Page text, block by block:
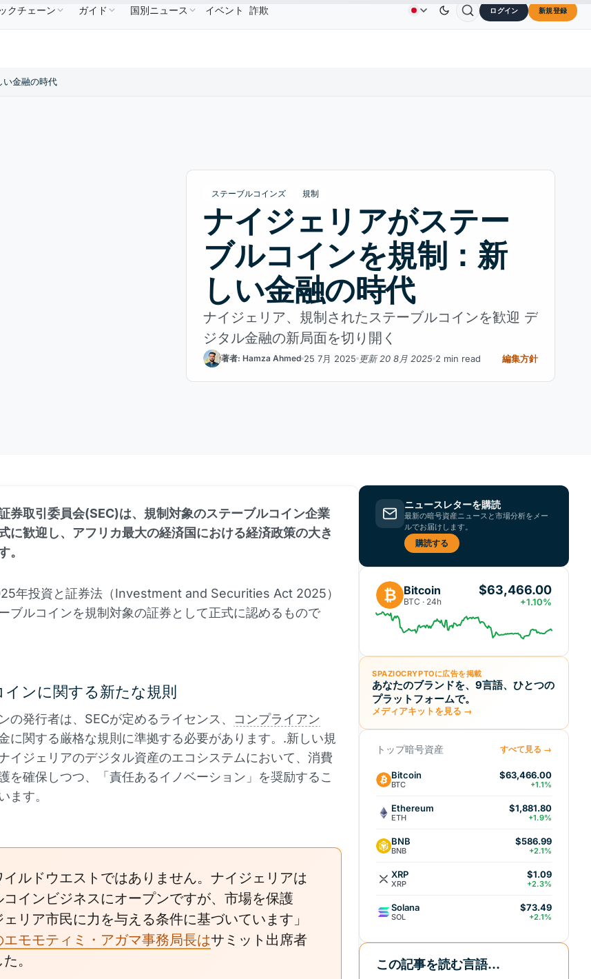
↑0.00% XRP XRP$1.09 ↑2.30% Solana SOL$73.45↑2.10% TRONTRX $0.0707↑2.40% CardanoADA $0.1891↑9.30%
お問い合わせ 会社概要
クチェーン ガイド 国別ニュース イベント 詐欺 ログイン 新規登録
い金融の時代
ステーブルコインズ 規制
ナイジェリアがステー
ブルコインを規制：新
しい金融の時代
ナイジェリア、規制されたステーブルコインを歓迎 デ
ジタル金融の新局面を切り開く
著者: Hamza Ahmed 25 7月 2025 更新 20 8月 2025 2 min read 編集方針
券取引委員会(SEC)は、規制対象のステーブルコイン企業
に歓迎し、アフリカ最大の経済国における経済政策の大き
。
年投資と証券法（Investment and Securities Act 2025）
ブルコインを規制対象の証券として正式に認めるもので
インに関する新たな規則
の発行者は、SECが定めるライセンス、 コンプライアン
に関する厳格な規則に準拠する必要があります。.新しい規
イジェリアのデジタル資産のエコシステムにおいて、消費
を確保しつつ、「責任あるイノベーション」を奨励するこ
ます。
イルドウエストではありません。ナイジェリアは
コインビジネスにオープンですが、市場を保護
ェリア市民に力を与える条件に基づいています」
エモモティミ・アガマ事務局長はサミット出席者
。
ニュースレターを購読
最新の暗号資産ニュースと市場分析をメー
ルでお届けします。
購読する
₿ Bitcoin
BTC · 24h
$63,466.00
+1.10%
SPAZIOCRYPTOに広告を掲載
あなたのブランドを、9言語、ひとつの
プラットフォームで。
メディアキットを見る →
トップ暗号資産 すべて見る →
Bitcoin
BTC
$63,466.00
+1.1%
Ethereum
ETH
$1,881.80
+1.9%
BNB
BNB
$586.99
+2.1%
XRP
XRP
$1.09
+2.3%
Solana
SOL
$73.49
+2.1%
この記事を読む言語...